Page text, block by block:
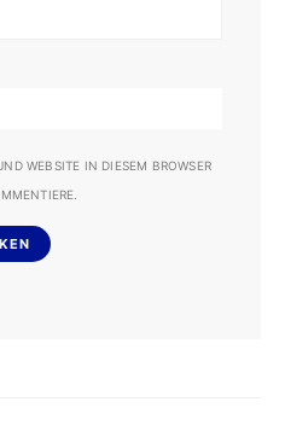
WEBSITE IN DIESEM BROWSER